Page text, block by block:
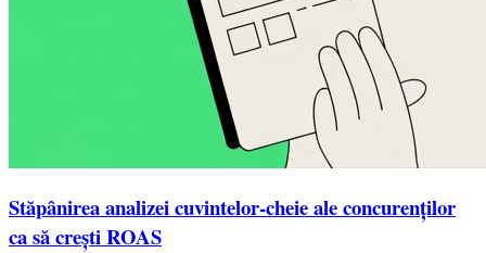
Stăpânirea analizei cuvintelor-cheie ale concurenților
ca să crești ROAS